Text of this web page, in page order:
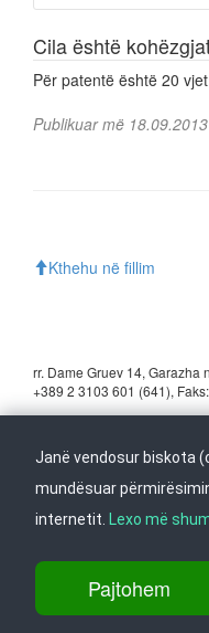
Cila është
Për patentë është 20
Publikuar më 18.09.2013
Kthehu në fillim
rr. Dame Gruev 14, Garazha
+389 2 3103 601 (641),
Janë vendosur biskota
mundësuar
internetit. Lexo më
Pajtohem